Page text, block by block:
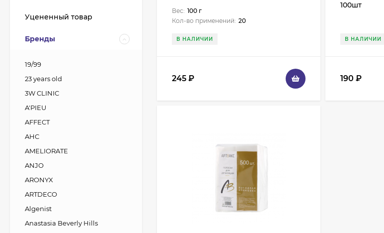
Вес: 100 г
Кол-во применений: 20
В НАЛИЧИИ
245 ₽
100шт
В НАЛИЧИИ
190₽
Уцененный товар
Бренды
19/99
23 years old
3W CLINIC
A'PIEU
AFFECT
AHC
AMELIORATE
ANJO
ARONYX
ARTDECO
Algenist
Anastasia Beverly Hills